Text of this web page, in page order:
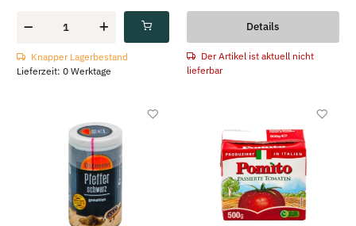
Knapper Lagerbestand
Lieferzeit: 0 Werktage
Details
Der Artikel ist aktuell nicht
lieferbar